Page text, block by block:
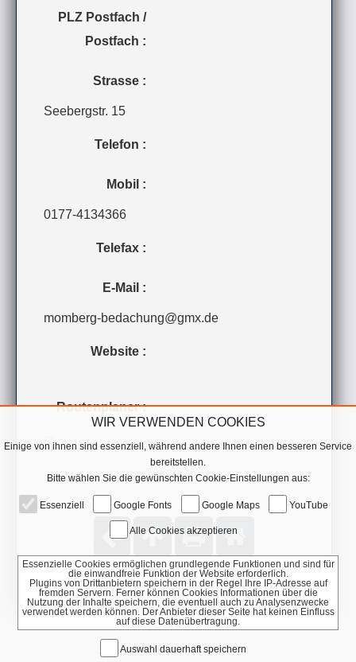
WIR VERWENDEN COOKIES
Einige von ihnen sind essenziell, während andere Ihnen einen besseren Service
bereitstellen.
Bitte wählen Sie die gewünschten Cookie-Einstellungen aus:
Essenziell Google Fonts Google Maps YouTube
Alle Cookies akzeptieren
Essenzielle Cookies ermöglichen grundlegende Funktionen und sind für
die einwandfreie Funktion der Website erforderlich.
Plugins von Drittanbietern speichern in der Regel Ihre IP-Adresse auf
fremden Servern. Ferner können Cookies Informationen über die
Nutzung der Inhalte speichern, die eventuell auch zu Analysenzwecke
verwendet werden können. Der Anbieter dieser Seite hat keinen Einfluss
auf diese Datenübertragung.
Auswahl dauerhaft speichern
PLZ Postfach /
Postfach :
Strasse :
Seebergstr. 15
Telefon :
Mobil :
0177-4134366
Telefax :
E-Mail :
momberg-bedachung@gmx.de
Website :
Routenplaner :